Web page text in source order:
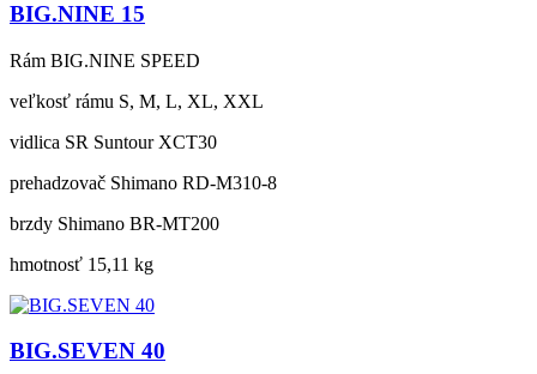
BIG.NINE 15
Rám BIG.NINE SPEED
veľkosť rámu S, M, L, XL, XXL
vidlica SR Suntour XCT30
prehadzovač Shimano RD-M310-8
brzdy Shimano BR-MT200
hmotnosť 15,11 kg
BIG.SEVEN 40